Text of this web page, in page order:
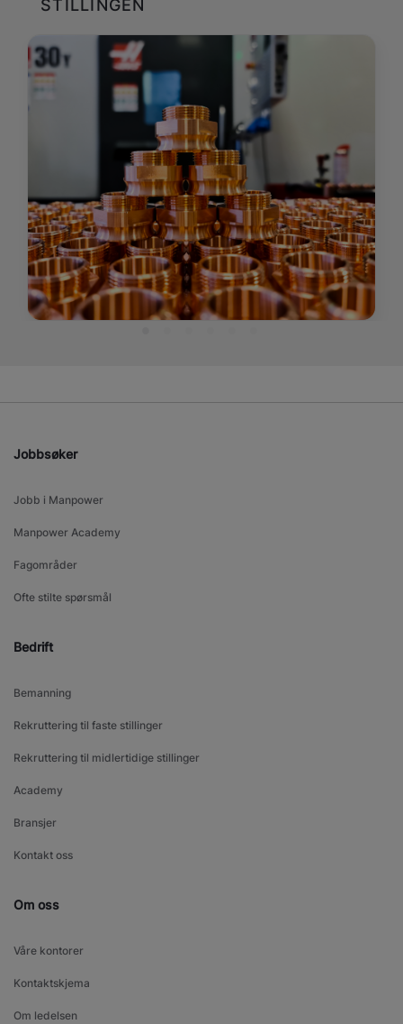
STILLINGEN
Jobbsøker
Jobb i Manpower
Manpower Academy
Fagområder
Ofte stilte spørsmål
Bedrift
Bemanning
Rekruttering til faste stillinger
Rekruttering til midlertidige stillinger
Academy
Bransjer
Kontakt oss
Om oss
Våre kontorer
Kontaktskjema
Om ledelsen